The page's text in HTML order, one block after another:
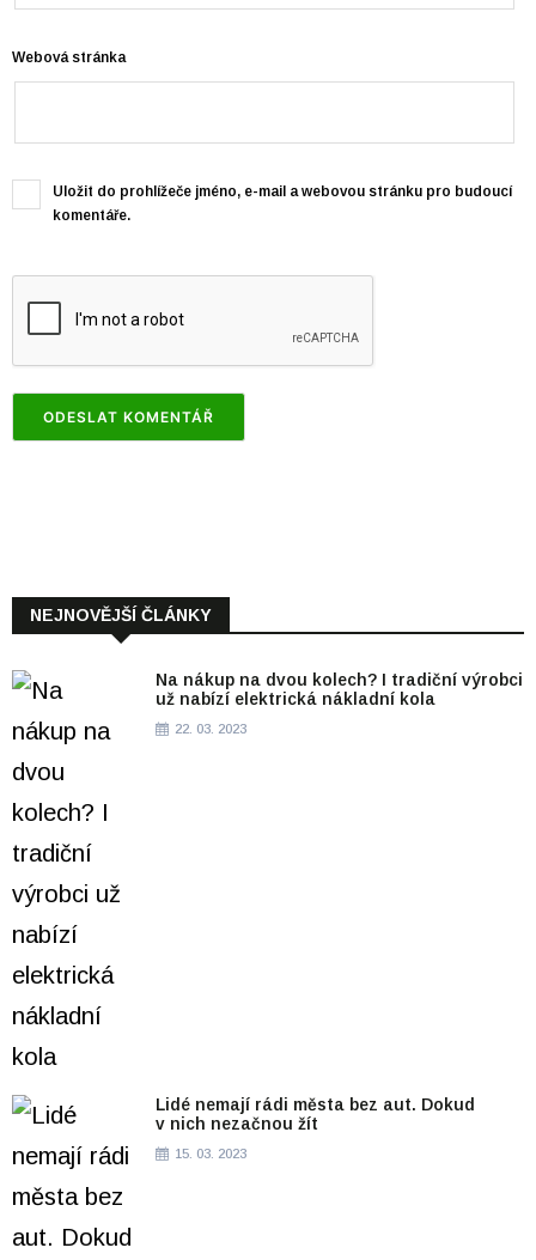
Webová stránka
Uložit do prohlížeče jméno, e-mail a webovou stránku pro budoucí
komentáře.
NEJNOVĚJŠÍ ČLÁNKY
Na nákup na dvou kolech? I tradiční výrobci
už nabízí elektrická nákladní kola
22. 03. 2023
Lidé nemají rádi města bez aut. Dokud
v nich nezačnou žít
15. 03. 2023